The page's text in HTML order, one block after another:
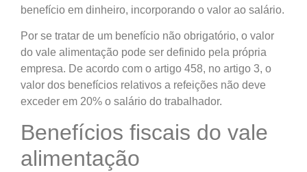
benefício em dinheiro, incorporando o valor ao salário.
Por se tratar de um benefício não obrigatório, o valor
do vale alimentação pode ser definido pela própria
empresa. De acordo com o artigo 458, no artigo 3, o
valor dos benefícios relativos a refeições não deve
exceder em 20% o salário do trabalhador.
Benefícios fiscais do vale
alimentação